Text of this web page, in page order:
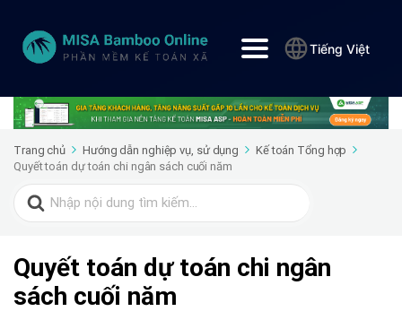
Tiếng Việt
Trang chủ Hướng dẫn nghiệp vụ, sử dụng
Kế toán Tổng hợp
Quyết toán dự toán chi ngân sách cuối năm
Search
for:
Quyết toán dự toán chi ngân
sách cuối năm